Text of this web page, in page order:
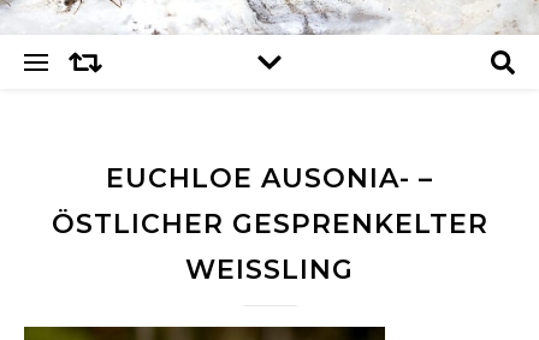
EUCHLOE AUSONIA- –
ÖSTLICHER GESPRENKELTER
WEISSLING